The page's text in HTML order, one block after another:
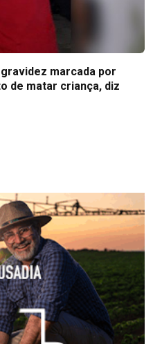
marcada por
de matar criança, diz